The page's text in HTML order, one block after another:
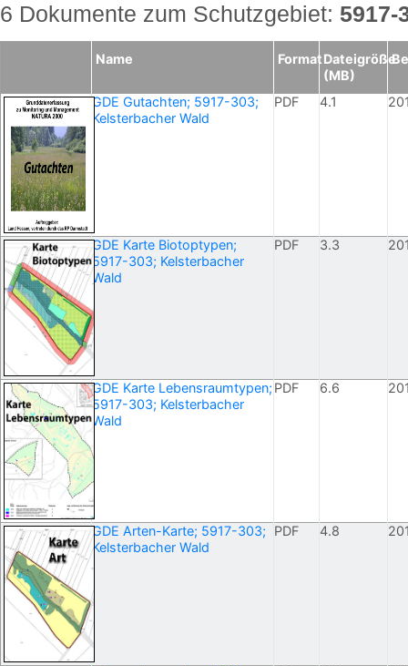
6 Dokumente zum Schutzgebiet: 5917-
Name FormatDateigröße
(MB)
GDE Gutachten; 5917-303;
Kelsterbacher Wald
PDF 4.1
GDE Karte Biotoptypen;
5917-303; Kelsterbacher
Wald
PDF 3.3
GDE Karte Lebensraumtypen;
5917-303; Kelsterbacher
Wald
PDF 6.6
GDE Arten-Karte; 5917-303;
Kelsterbacher Wald
PDF 4.8